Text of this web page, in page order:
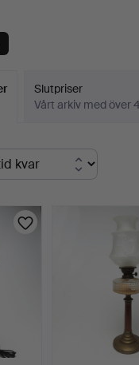
Slutpriser
Vårt arkiv med över